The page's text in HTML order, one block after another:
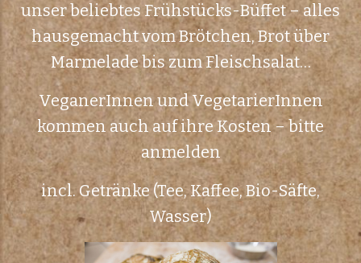
unser beliebtes Frühstücks-Büffet – alles
hausgemacht vom Brötchen, Brot über
Marmelade bis zum Fleischsalat…
VeganerInnen und VegetarierInnen
kommen auch auf ihre Kosten – bitte
anmelden
incl. Getränke (Tee, Kaffee, Bio-Säfte,
Wasser)